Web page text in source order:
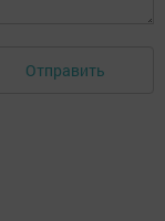
Отправить